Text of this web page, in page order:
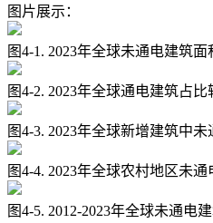
图片展示：
图4-1. 2023年全球未通电建筑面
图4-2. 2023年全球通电建筑占比
图4-3. 2023年全球新增建筑中
图4-4. 2023年全球农村地区未
图4-5. 2012-2023年全球未通电